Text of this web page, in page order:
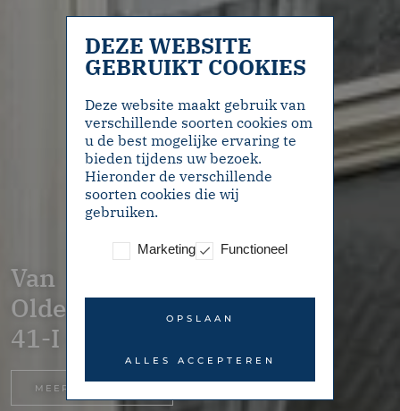
Van
Oldenbarneveldtstraat
41-I – Amsterdam
MEER INFORMATIE
DEZE WEBSITE
GEBRUIKT COOKIES
Deze website maakt gebruik van
verschillende soorten cookies om
u de best mogelijke ervaring te
bieden tijdens uw bezoek.
Hieronder de verschillende
soorten cookies die wij
gebruiken.
Marketing Functioneel
OPSLAAN
ALLES ACCEPTEREN